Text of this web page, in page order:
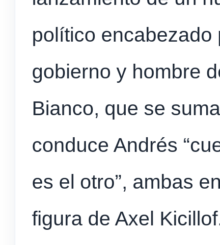
político encabezado
gobierno y hombre
Bianco, que se
conduce Andrés
es el otro”, ambas
figura de Axel